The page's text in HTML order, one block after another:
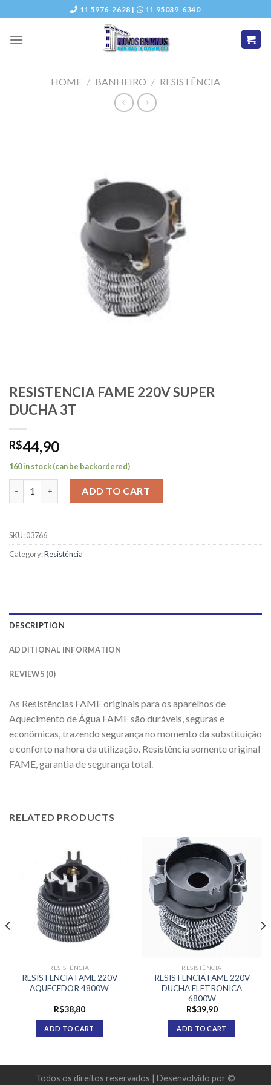
to
content
11 5976-2628 | 11 95039-6340
HOME / BANHEIRO / RESISTÊNCIA
RESISTENCIA FAME 220V SUPER
DUCHA 3T
R$44,90
160 in stock (can be backordered)
ADD TO CART
SKU:03766
Category:Resistência
DESCRIPTION
ADDITIONAL INFORMATION
REVIEWS (0)
As Resistências FAME originais para os aparelhos de
Aquecimento de Água FAME são duráveis, seguras e
econômicas, trazendo segurança no momento da substituição
e conforto na hora da utilização. Resistência somente original
FAME, garantia de segurança total.
RELATED PRODUCTS
RESISTÊNCIA
RESISTENCIA FAME 220V
AQUECEDOR 4800W
R$38,80
ADD TO CART
RESISTÊNCIA
RESISTENCIA FAME 220V
DUCHA ELETRONICA
6800W
R$39,90
ADD TO CART
Todos os direitos reservados | Desenvolvido por ©